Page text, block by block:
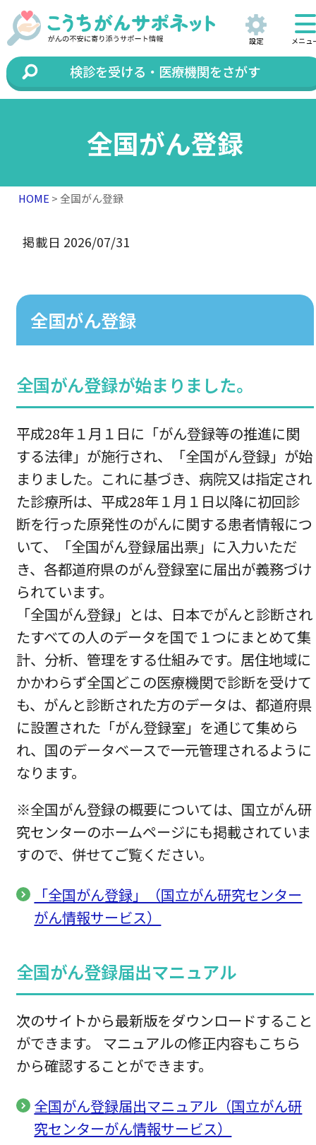
設定
検診を受ける・医療機関をさがす
メニュ
全国がん登録
HOME> 全国がん登録
掲載日 2026/07/31
全国がん登録
全国がん登録が始まりました。
平成28年１月１日に「がん登録等の推進に関
する法律」が施行され、「全国がん登録」が始
まりました。これに基づき、病院又は指定され
た診療所は、平成28年１月１日以降に初回診
断を行った原発性のがんに関する患者情報につ
いて、「全国がん登録届出票」に入力いただ
き、各都道府県のがん登録室に届出が義務づけ
られています。
「全国がん登録」とは、日本でがんと診断され
たすべての人のデータを国で１つにまとめて集
計、分析、管理をする仕組みです。居住地域に
かかわらず全国どこの医療機関で診断を受けて
も、がんと診断された方のデータは、都道府県
に設置された「がん登録室」を通じて集めら
れ、国のデータベースで一元管理されるように
なります。
※全国がん登録の概要については、国立がん研
究センターのホームページにも掲載されていま
すので、併せてご覧ください。
「全国がん登録」（国立がん研究センター
がん情報サービス）
全国がん登録届出マニュアル
次のサイトから最新版をダウンロードすること
ができます。 マニュアルの修正内容もこちら
から確認することができます。
全国がん登録届出マニュアル（国立がん研
究センターがん情報サービス）